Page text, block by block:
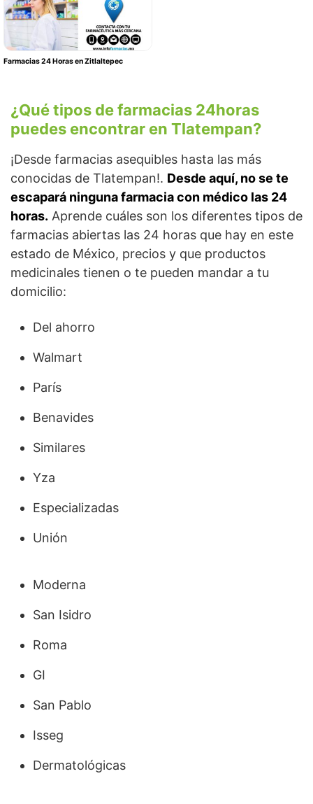
Farmacias 24 Horas en Zitlaltepec
¿Qué tipos de farmacias 24horas
puedes encontrar en Tlatempan?
¡Desde farmacias asequibles hasta las más
conocidas de Tlatempan!. Desde aquí, no se te
escapará ninguna farmacia con médico las 24
horas. Aprende cuáles son los diferentes tipos de
farmacias abiertas las 24 horas que hay en este
estado de México, precios y que productos
medicinales tienen o te pueden mandar a tu
domicilio:
Del ahorro
Walmart
París
Benavides
Similares
Yza
Especializadas
Unión
Moderna
San Isidro
Roma
GI
San Pablo
Isseg
Dermatológicas